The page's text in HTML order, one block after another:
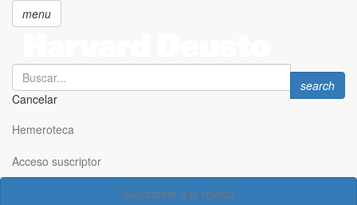
principal
menu
Search
Cancelar
Search
search
Hemeroteca
Acceso suscriptor
Suscríbete a la revista
Acceso suscriptor